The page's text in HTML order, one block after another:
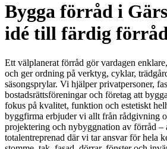
Bygga förråd i
idé till färdig
Ett välplanerat förråd gör vardagen
och ger ordning på verktyg, cyklar,
säsongsprylar. Vi hjälper privatpersoner,
bostadsrättsföreningar och företag att
fokus på kvalitet, funktion och estetiskt
byggfirma erbjuder vi allt från rådgivning
projektering och nybyggnation av förråd –
totalentreprenad där vi tar ansvar för hela